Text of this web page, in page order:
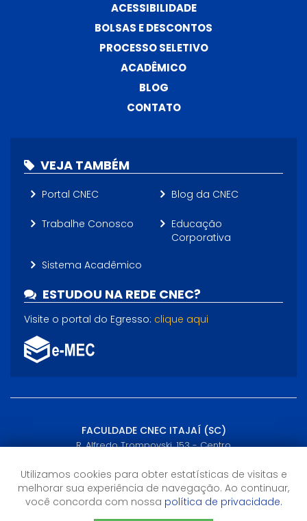
ACESSIBILIDADE
BOLSAS E DESCONTOS
PROCESSO SELETIVO
ACADÊMICO
BLOG
CONTATO
VEJA TAMBÉM
Portal CNEC Blog da CNEC
Trabalhe Conosco
Educação
Corporativa
Sistema Acadêmico
ESTUDOU NA REDE CNEC?
Visite o portal do Egresso: clique aqui
FACULDADE CNEC ITAJAÍ (SC)
R. Alfredo Trompovski, 153 - Centro
Horário de Atendimento
14h às 22h
Utilizamos cookies para obter estatísticas de visitas e
melhorar sua experiência de navegação. Ao continuar,
você concorda com nossa política de privacidade.